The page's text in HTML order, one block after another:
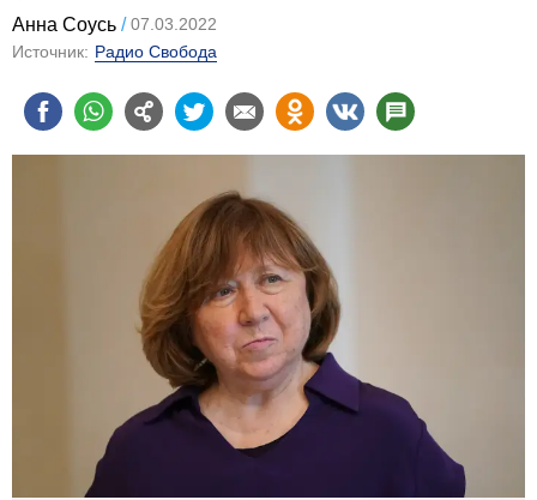
Анна Соусь
07.03.2022
Источник: Радио Свобода